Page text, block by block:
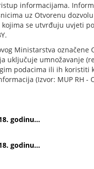
informacijama.
uz Otvorenu
se utvrđuju uvjeti
Ministarstva označene
uključuje umnožavanje
podacima ili ih koristiti
(Izvor: MUP RH -
godinu...
godinu...